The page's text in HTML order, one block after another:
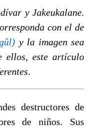
y Jakeukalane.
con el de
y la imagen sea
ellos, este artículo
.
destructores de
de niños. Sus